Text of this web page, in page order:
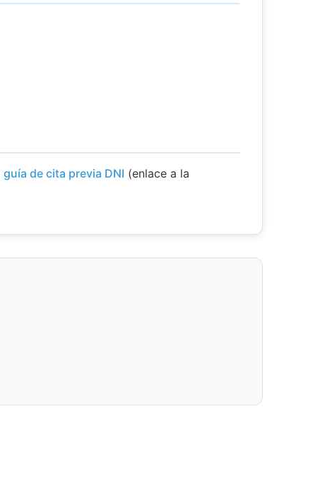
guía de cita previa DNI (enlace a la